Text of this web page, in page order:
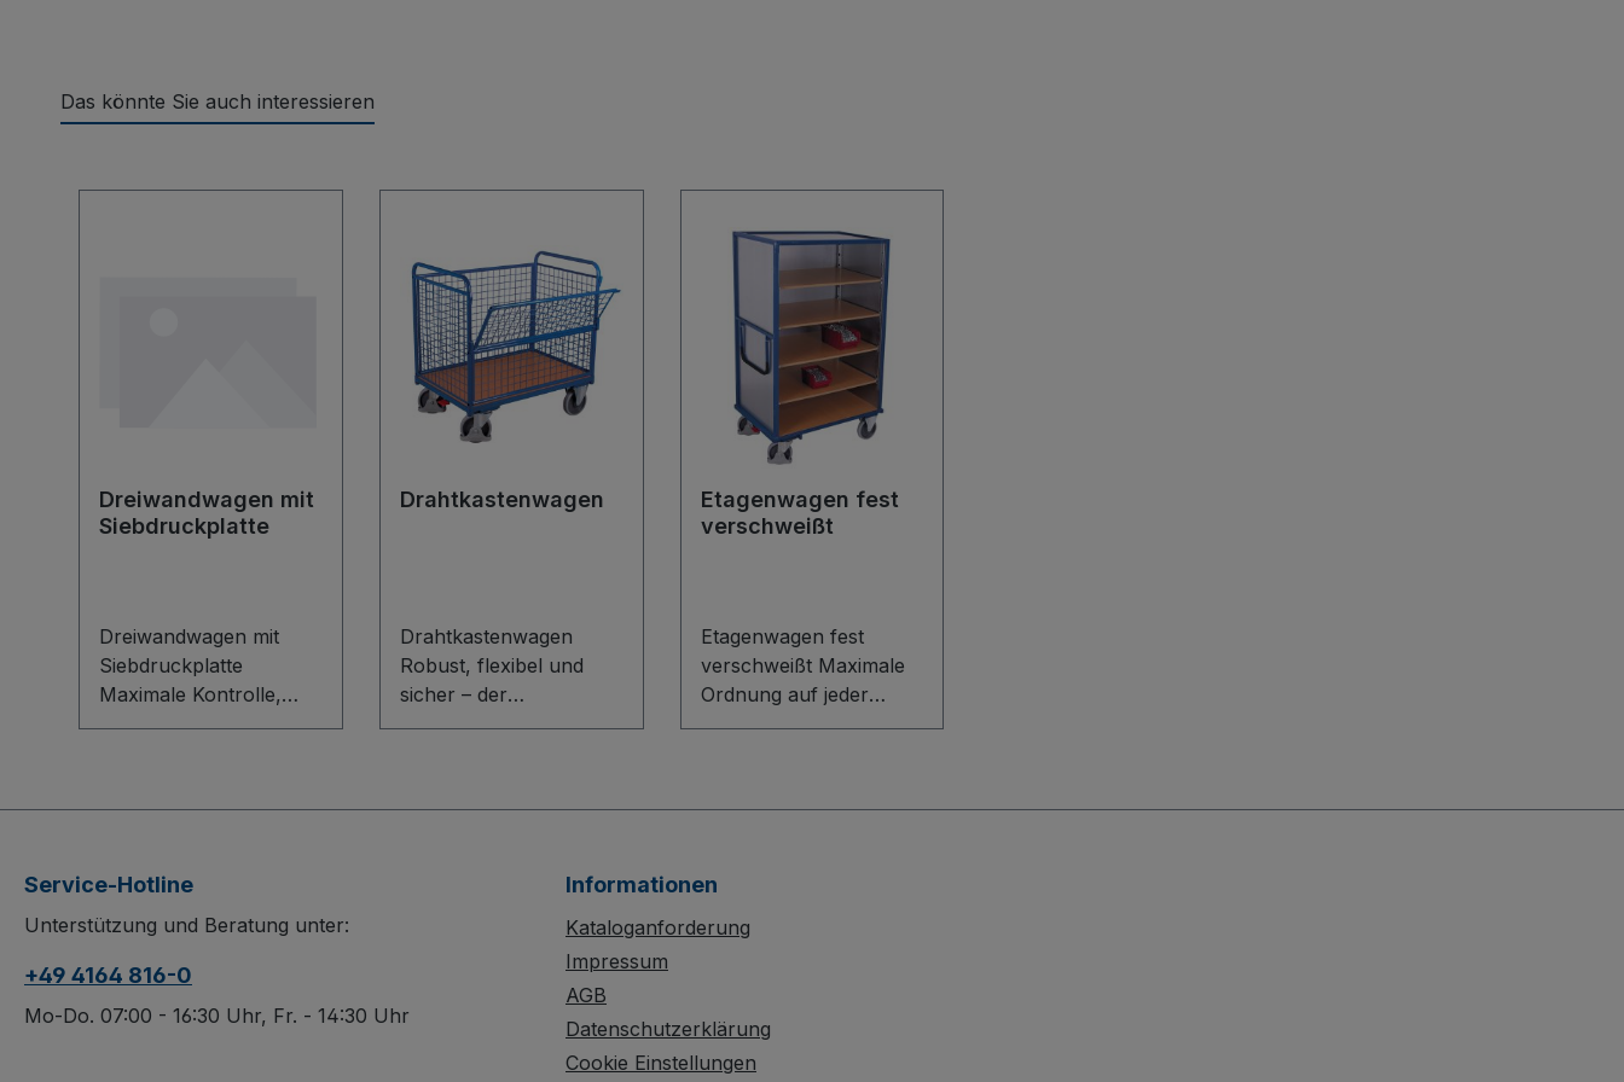
Das könnte Sie auch interessieren
Dreiwandwagen mit
Siebdruckplatte
Dreiwandwagen mit
Siebdruckplatte
Maximale Kontrolle,
sichere Ladung, flexible
Siebdruckplatte
System mit innovativem
L-Profil für eine stabile
Längswand bestehen
aus wasserfest
Drahtkastenwagen
Drahtkastenwagen
Robust, flexibel und
sicher – der
Drahtkastenwagen für
mit innovativem L-Profil
widerstandsfähiger
Ladefläche. Stirn- und
Drahtgitter
(Maschenweite 50 x 50
mm, Höhe 710 mm)
Etagenwagen fest
verschweißt
Etagenwagen fest
verschweißt Maximale
Ordnung auf jeder
Etage: Der fest
robuster
Etagenböden im 100-
mm-Raster höchste
Stahlblech sowie
holzbasierte Böden sind
Service-Hotline
Unterstützung und Beratung unter:
+49 4164 816-0
Mo-Do. 07:00 - 16:30 Uhr, Fr. - 14:30 Uhr
Informationen
Kataloganforderung
Impressum
AGB
Datenschutzerklärung
Cookie Einstellungen